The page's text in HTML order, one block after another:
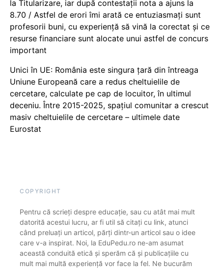
la Titularizare, iar după contestații nota a ajuns la
8.70 / Astfel de erori îmi arată ce entuziasmați sunt
profesorii buni, cu experiență să vină la corectat și ce
resurse financiare sunt alocate unui astfel de concurs
important
Unici în UE: România este singura țară din întreaga
Uniune Europeană care a redus cheltuielile de
cercetare, calculate pe cap de locuitor, în ultimul
deceniu. Între 2015-2025, spațiul comunitar a crescut
masiv cheltuielile de cercetare – ultimele date
Eurostat
COPYRIGHT
Pentru că scrieți despre educație, sau cu atât mai mult
datorită acestui lucru, ar fi util să citați cu link, atunci
când preluați un articol, părți dintr-un articol sau o idee
care v-a inspirat. Noi, la EduPedu.ro ne-am asumat
această conduită etică și sperăm că și publicațiile cu
mult mai multă experiență vor face la fel. Ne bucurăm